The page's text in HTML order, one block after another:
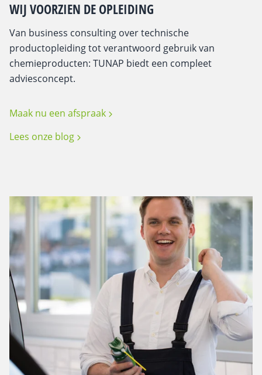
WIJ VOORZIEN DE OPLEIDING
Van business consulting over technische
productopleiding tot verantwoord gebruik van
chemieproducten: TUNAP biedt een compleet
adviesconcept.
Maak nu een afspraak
Lees onze blog